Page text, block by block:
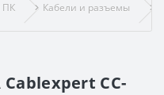
ПК Кабели и разъемы
Cablexpert CC-